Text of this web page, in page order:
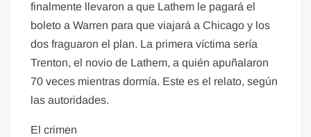
finalmente llevaron a que Lathem le pagará el
boleto a Warren para que viajará a Chicago y los
dos fraguaron el plan. La primera víctima sería
Trenton, el novio de Lathem, a quién apuñalaron
70 veces mientras dormía. Este es el relato, según
las autoridades.
El crimen